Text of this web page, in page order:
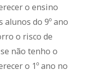
o ensino
alunos do 9º ano
o risco de
não tenho o
o 1º ano no